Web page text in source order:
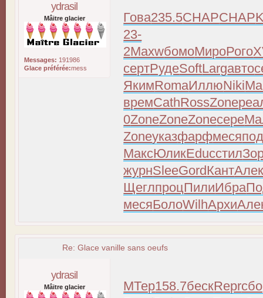
ydrasil
Mâitre glacier
Messages: 191986
Glace préférée:mess
Гова235.5CHAPCHAP
23-
2MaxwбомоМироРого
сертРудеSoftLargавто
ЯкимRomaИллюNiki
времCathRossZone
0ZoneZoneZoneсере
Zoneуказфарфмеся
МаксЮликEducстил
журнSleeGordКант
ЩеглпроцПилиИбра
месяБолоWilhАрхи
Re: Glace vanille sans oeufs
ydrasil
Mâitre glacier МТер158.7бескRepr